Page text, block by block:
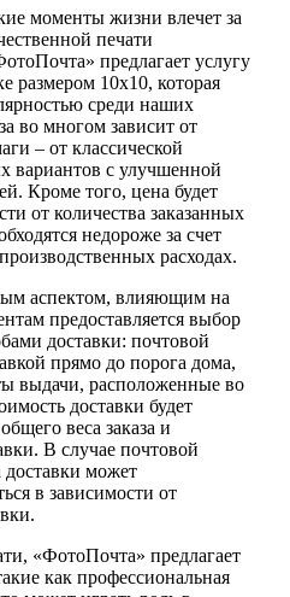
моменты жизни влечет за
печати
предлагает услугу
размером 10х10, которая
среди наших
во многом зависит от
– от классической
вариантов с улучшенной
Кроме того, цена будет
от количества заказанных
недороже за счет
расходах.
аспектом, влияющим на
предоставляется выбор
доставки: почтовой
прямо до порога дома,
выдачи, расположенные во
доставки будет
веса заказа и
В случае почтовой
может
в зависимости от
«ФотоПочта» предлагает
как профессиональная